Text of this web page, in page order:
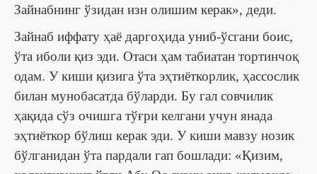
Зайнабнинг ўзидан изн олишим керак», деди.
Зайнаб иффату ҳаё даргоҳида униб-ўсгани боис,
ўта иболи қиз эди. Отаси ҳам табиатан тортинчоқ
одам. У киши қизига ўта эҳтиёткорлик, ҳассослик
билан мунобасатда бўларди. Бу гал совчилик
ҳақида сўз очишга тўғри келгани учун янада
эҳтиёткор бўлиш керак эди. У киши мавзу нозик
бўлганидан ўта пардали гап бошлади: «Қизим,